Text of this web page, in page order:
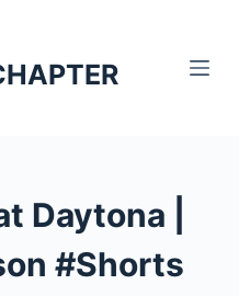
Daytona |
#Shorts